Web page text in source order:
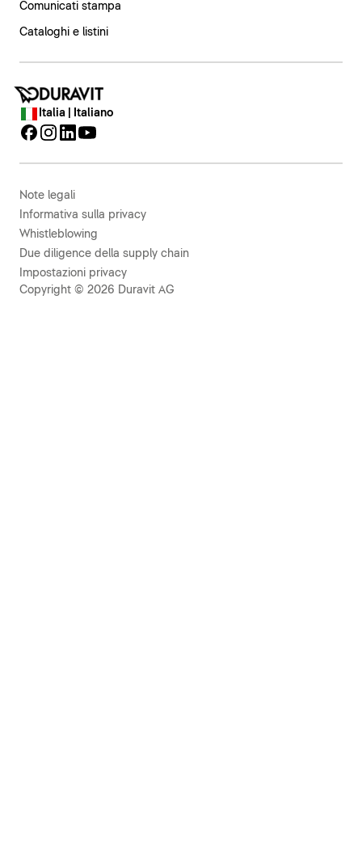
Comunicati stampa
Cataloghi e listini
Italia | Italiano
Note legali
Informativa sulla privacy
Whistleblowing
Due diligence della supply chain
Impostazioni privacy
Copyright © 2026 Duravit AG